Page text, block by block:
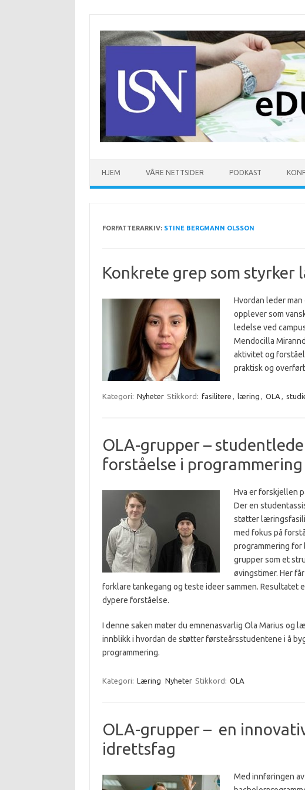
HJEM VÅRE NETTSIDER PODKAST
FORFATTERARKIV: STINE BERGMANN OLSSON
Konkrete grep som
Hvordan leder
opplever som
ledelse ved
Mendocilla
aktivitet og
praktisk og
Kategori: Nyheter Stikkord: fasilitere , læring , OLA ,
OLA-grupper –
forståelse i programmering
Hva er forskjellen
Der en
støtter
med fokus på
programmering for
grupper som et
øvingstimer. Her
forklare tankegang og teste ideer sammen. Resultatet
dypere forståelse.
I denne saken møter du emnenasvarlig Ola Marius og
innblikk i hvordan de støtter førsteårsstudentene i å
programmering.
Kategori: Læring Nyheter Stikkord: OLA
OLA-grupper – en
idrettsfag
Med innføringen